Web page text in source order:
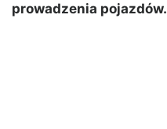
prowadzenia pojazdów.